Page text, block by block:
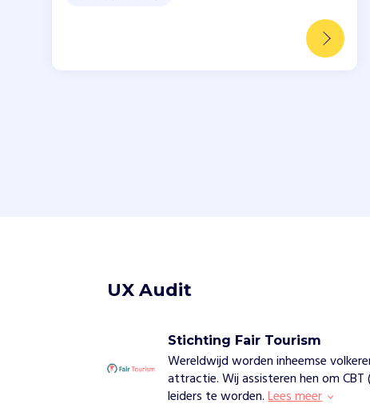
UX Audit
Stichting Fair Tourism
Wereldwijd worden inheemse
attractie. Wij assisteren hen om
leiders te worden.Lees meer